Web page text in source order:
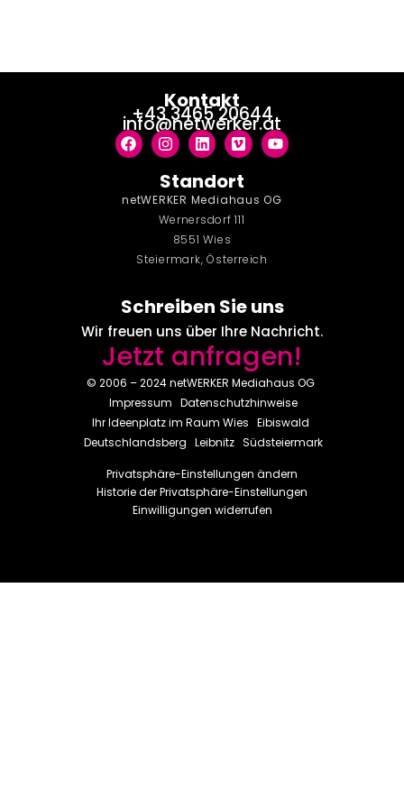
Standort
netWERKER Mediahaus OG
Wernersdorf 111
8551 Wies
Steiermark, Österreich
Kontakt
+43 3465 20644
info@netwerker.at
Schreiben Sie uns
Wir freuen uns über Ihre Nachricht.
Jetzt anfragen!
© 2006 – 2024 netWERKER Mediahaus OG
Impressum Datenschutzhinweise
Ihr Ideenplatz im Raum Wies Eibiswald
Deutschlandsberg Leibnitz Südsteiermark
Privatsphäre-Einstellungen ändern
Historie der Privatsphäre-Einstellungen
Einwilligungen widerrufen